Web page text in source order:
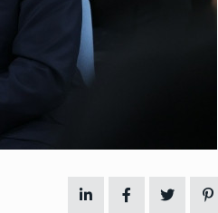
„სოციალურად დაუცველთა
დასაქმების პროგრამაში,…